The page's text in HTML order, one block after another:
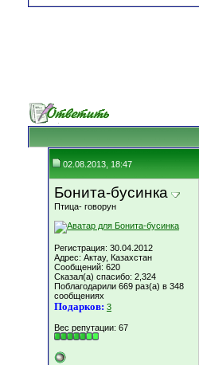
02.08.2013, 18:47
Бонита-бусинка
Птица- говорун
Регистрация: 30.04.2012
Адрес: Актау, Казахстан
Сообщений: 620
Сказал(а) спасибо: 2,324
Поблагодарили 669 раз(а) в 348
сообщениях
Подарков: 3
Вес репутации: 67